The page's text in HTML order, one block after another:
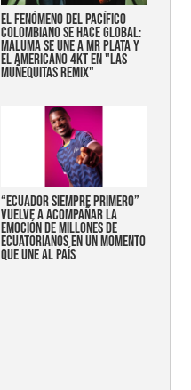
EL FENÓMENO DEL PACÍFICO
COLOMBIANO SE HACE GLOBAL:
MALUMA SE UNE A MR PLATA Y
EL AMERICANO 4KT EN "LAS
MUÑEQUITAS REMIX"
“Ecuador siempre primero”
vuelve a acompañar la
emoción de millones de
ecuatorianos en un momento
que une al país